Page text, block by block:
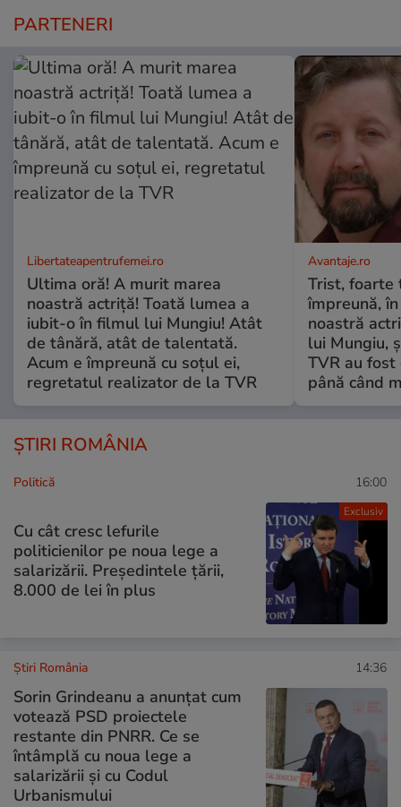
PARTENERI
Libertateapentrufemei.ro
Ultima oră! A murit marea
noastră actriță! Toată lumea a
iubit-o în filmul lui Mungiu! Atât
de tânără, atât de talentată.
Acum e împreună cu soțul ei,
regretatul realizator de la TVR
Avantaje.ro
Trist, foarte
împreună,
noastră
lui Mungiu,
TVR au
până când
ȘTIRI ROMÂNIA
Exclusiv
Politică 16:00
Cu cât cresc lefurile
politicienilor pe noua lege a
salarizării. Președintele țării,
8.000 de lei în plus
Știri România 14:36
Sorin Grindeanu a anunțat cum
votează PSD proiectele
restante din PNRR. Ce se
întâmplă cu noua lege a
salarizării și cu Codul
Urbanismului